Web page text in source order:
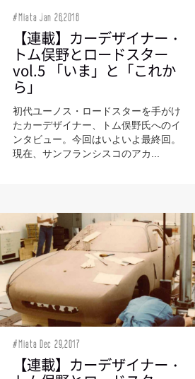
#Miata Jan 26,2018
【連載】カーデザイナー・
トム俣野とロードスター
vol.5 「いま」と「これか
ら」
初代ユーノス・ロードスターを手がけ
たカーデザイナー、トム俣野氏へのイ
ンタビュー。今回はいよいよ最終回。
現在、サンフランシスコのアカ...
#Miata Dec 29,2017
【連載】カーデザイナー・